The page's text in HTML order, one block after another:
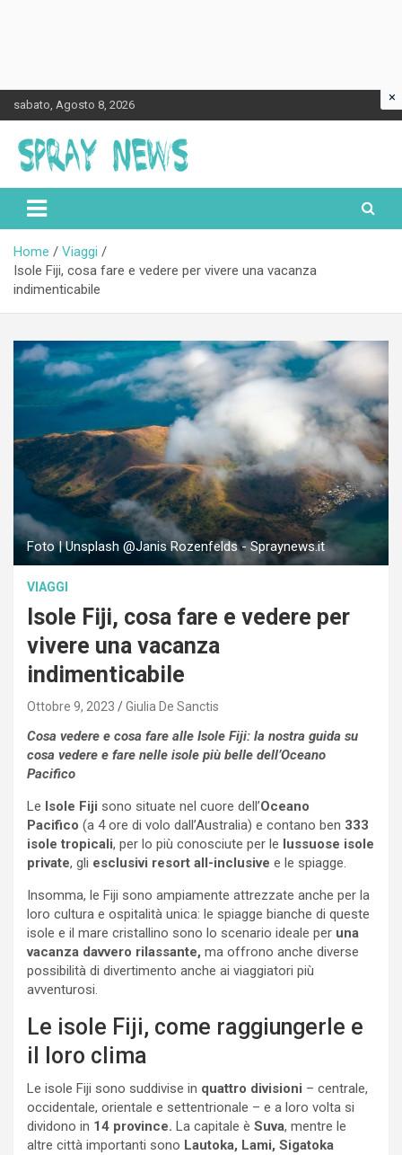
to
content
sabato, Agosto 8, 2026
Spraynews.it
Home
Viaggi
Isole Fiji, cosa fare e vedere per vivere una vacanza
indimenticabile
Foto | Unsplash @Janis Rozenfelds - Spraynews.it
VIAGGI
Isole Fiji, cosa fare e vedere per
vivere una vacanza
indimenticabile
Ottobre 9, 2023 Giulia De Sanctis
Cosa vedere e cosa fare alle Isole Fiji: la nostra guida su
cosa vedere e fare nelle isole più belle dell’Oceano
Pacifico
Le Isole Fiji sono situate nel cuore dell’Oceano
Pacifico (a 4 ore di volo dall’Australia) e contano ben 333
isole tropicali, per lo più conosciute per le lussuose isole
private, gli esclusivi resort all-inclusive e le spiagge.
Insomma, le Fiji sono ampiamente attrezzate anche per la
loro cultura e ospitalità unica: le spiagge bianche di queste
isole e il mare cristallino sono lo scenario ideale per una
vacanza davvero rilassante, ma offrono anche diverse
possibilità di divertimento anche ai viaggiatori più
avventurosi.
Le isole Fiji, come raggiungerle e
il loro clima
Le isole Fiji sono suddivise in quattro divisioni – centrale,
occidentale, orientale e settentrionale – e a loro volta si
dividono in 14 province. La capitale è Suva, mentre le
altre città importanti sono Lautoka, Lami, Sigatoka
×